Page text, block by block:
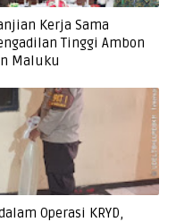
Kerja Sama
Tinggi Ambon
Maluku
Operasi KRYD,